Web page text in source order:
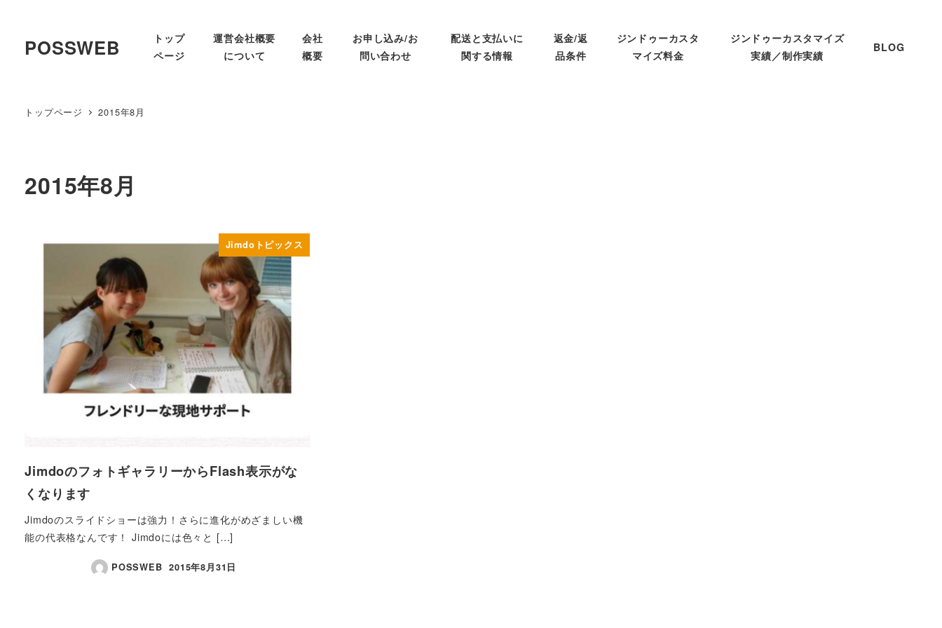
POSSWEB
トップ
ページ
運営会社概要
について
会社
概要
お申し込み/お
問い合わせ
配送と支払いに
関する情報
返金/返
品条件
ジンドゥーカスタ
マイズ料金
ジンドゥーカスタマイズ
実績／制作実績
BLOG
トップページ 2015年8月
2015年8月
Jimdoトピックス
JimdoのフォトギャラリーからFlash表示がな
くなります
Jimdoのスライドショーは強力！さらに進化がめざましい機
能の代表格なんです！ Jimdoには色々と […]
POSSWEB 2015年8月31日